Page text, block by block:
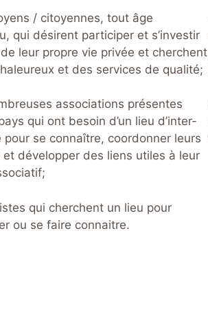
/ citoyennes, tout âge
qui désirent participer et s’investir
leur propre vie privée et cherchent
et des services de qualité;
associations présentes
qui ont besoin d’un lieu d’inter-
pour se connaître, coordonner leurs
et développer des liens utiles à leur
qui cherchent un lieu pour
ou se faire connaitre.